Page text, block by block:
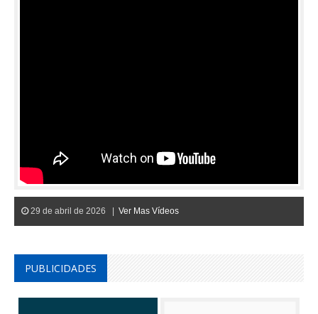
29 de abril de 2026 | Ver Mas Vídeos
PUBLICIDADES